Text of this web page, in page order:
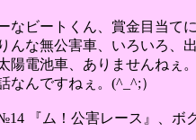
なビートくん、賞金目当て
んな無公害車、いろいろ、
陽電池車、ありませんねぇ
なんですねぇ。(^_^;）
『ム！公害レース』、ボ